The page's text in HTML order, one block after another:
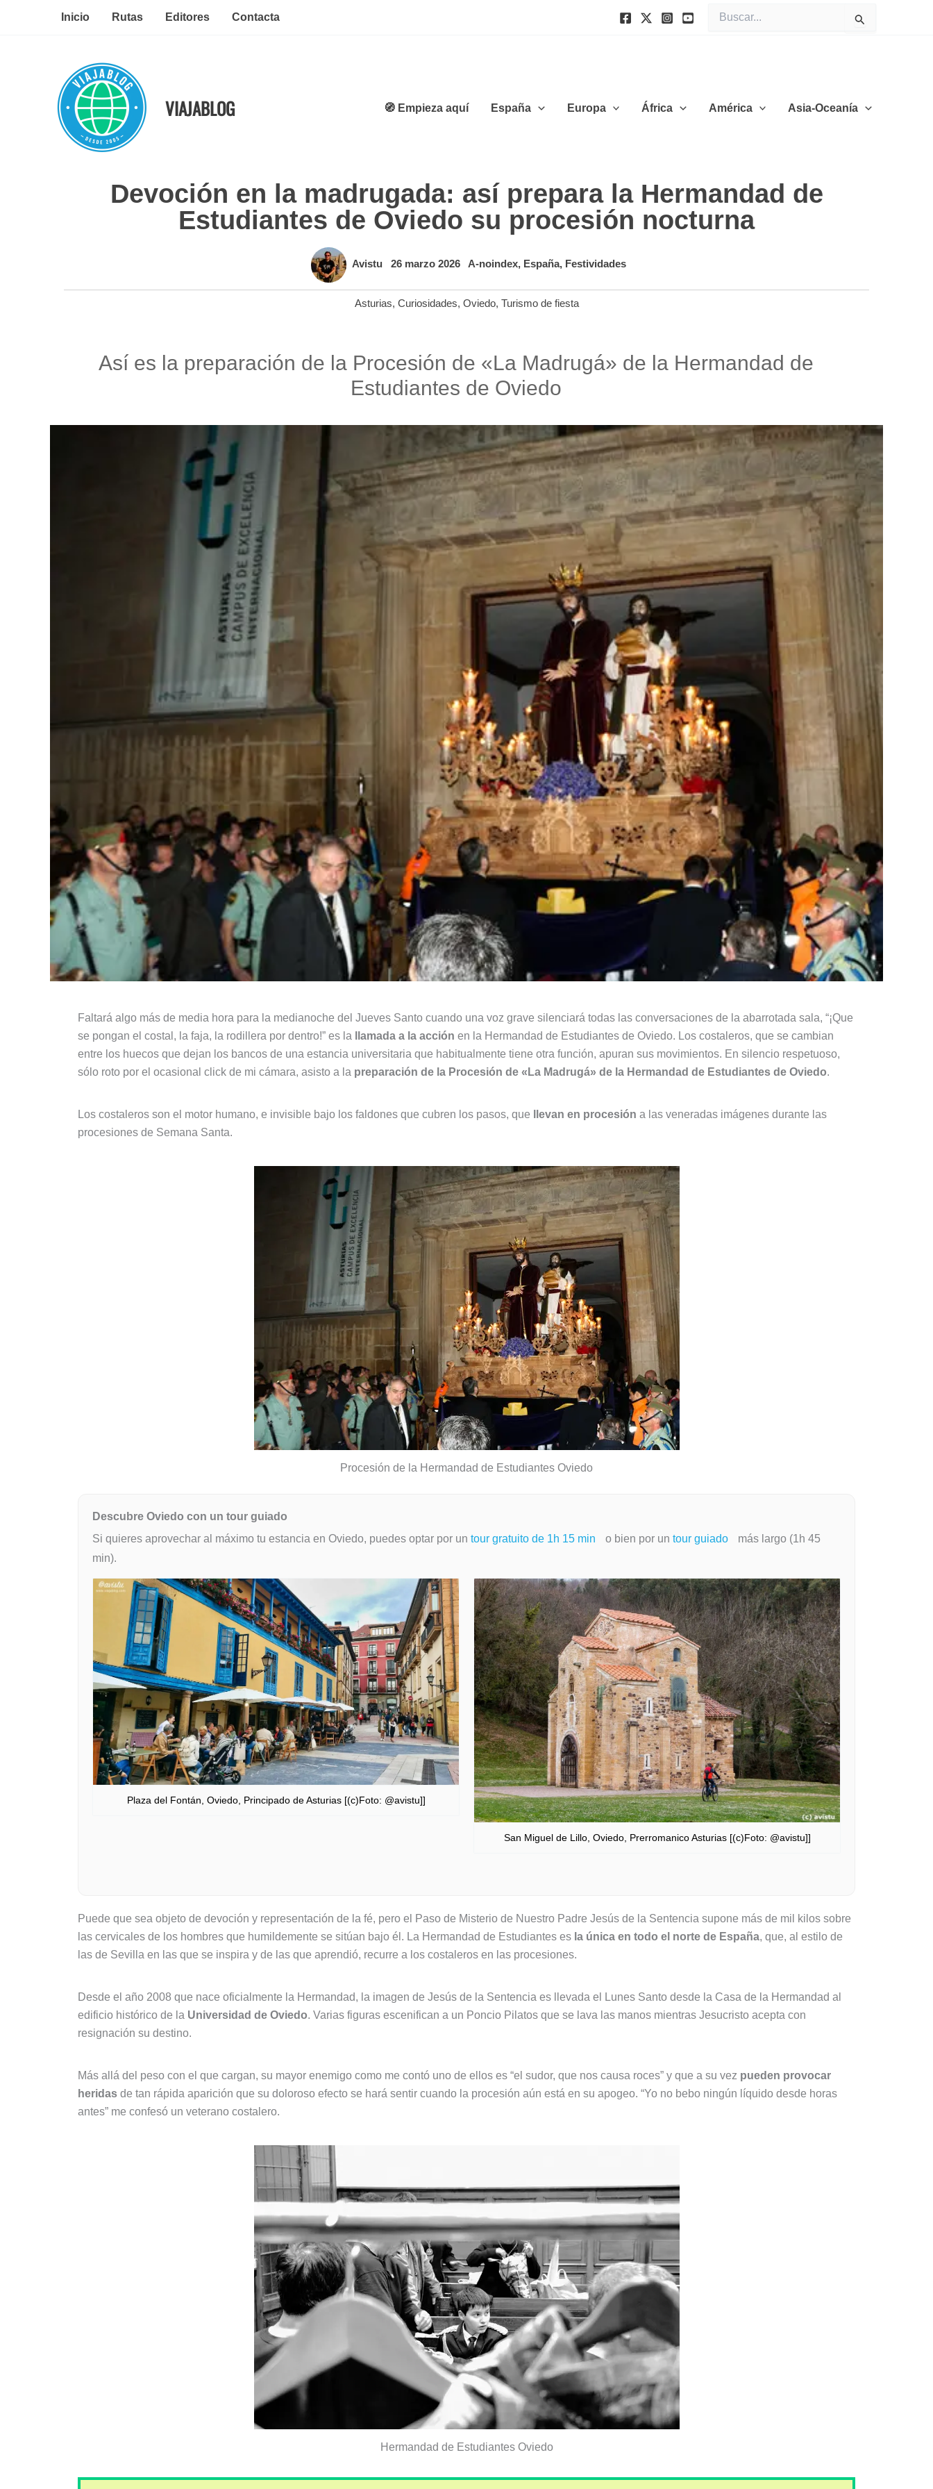
Inicio Rutas Editores Contacta
por:
VIAJABLOG 🧭 Empieza aquí España Europa África América Asia-Oceanía
Devoción en la madrugada: así prepara la Hermandad de
Estudiantes de Oviedo su procesión nocturna
Avistu 26 marzo 2026 A-noindex, España, Festividades
Asturias, Curiosidades, Oviedo, Turismo de fiesta
Así es la preparación de la Procesión de «La Madrugá» de la Hermandad de
Estudiantes de Oviedo
Faltará algo más de media hora para la medianoche del Jueves Santo cuando una voz grave silenciará todas las conversaciones de la abarrotada sala, “¡Que
se pongan el costal, la faja, la rodillera por dentro!” es la
llamada a la acción en la Hermandad de Estudiantes de Oviedo. Los costaleros, que se cambian
entre los huecos que dejan los bancos de una estancia universitaria que habitualmente tiene otra función, apuran sus movimientos. En silencio respetuoso,
sólo roto por el ocasional click de mi cámara, asisto a la preparación de la Procesión de «La Madrugá» de la Hermandad de Estudiantes de Oviedo.
Los costaleros son el motor humano, e invisible bajo los faldones que cubren los pasos, que llevan en procesión a las veneradas imágenes durante las
procesiones de Semana Santa.
Procesión de la Hermandad de Estudiantes Oviedo
Descubre Oviedo con un tour guiado
Si quieres aprovechar al máximo tu estancia en Oviedo, puedes optar por un tour gratuito de 1h 15 min o bien por un tour guiado
más largo (1h 45
min).
Plaza del Fontán, Oviedo, Principado de Asturias [(c)Foto: @avistu]]
San Miguel de Lillo, Oviedo, Prerromanico Asturias [(c)Foto: @avistu]]
Puede que sea objeto de devoción y representación de la fé, pero el Paso de Misterio de Nuestro Padre Jesús de la Sentencia supone más de mil kilos sobre
las cervicales de los hombres que humildemente se sitúan bajo él. La Hermandad de Estudiantes es la única en todo el norte de España, que, al estilo de
las de Sevilla en las que se inspira y de las que aprendió, recurre a los costaleros en las procesiones.
Desde el año 2008 que nace oficialmente la Hermandad, la imagen de Jesús de la Sentencia es llevada el Lunes Santo desde la Casa de la Hermandad al
edificio histórico de la Universidad de Oviedo. Varias figuras escenifican a un Poncio Pilatos que se lava las manos mientras Jesucristo acepta con
resignación su destino.
Más allá del peso con el que cargan, su mayor enemigo como me contó uno de ellos es “el sudor, que nos causa roces” y que a su vez pueden provocar
heridas de tan rápida aparición que su doloroso efecto se hará sentir cuando la procesión aún está en su apogeo. “Yo no bebo ningún líquido desde horas
antes” me confesó un veterano costalero.
Hermandad de Estudiantes Oviedo